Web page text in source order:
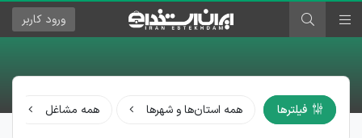
ورود کاربر
فیلترها همه استان‌ها و شهرها همه مشاغل